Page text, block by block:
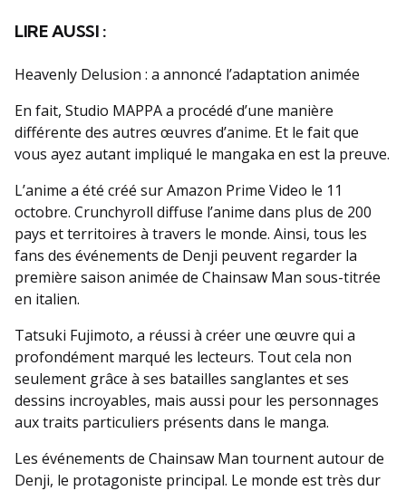
LIRE AUSSI :
Heavenly Delusion : a annoncé l’adaptation animée
En fait, Studio MAPPA a procédé d’une manière
différente des autres œuvres d’anime. Et le fait que
vous ayez autant impliqué le mangaka en est la preuve.
L’anime a été créé sur Amazon Prime Video le 11
octobre. Crunchyroll diffuse l’anime dans plus de 200
pays et territoires à travers le monde. Ainsi, tous les
fans des événements de Denji peuvent regarder la
première saison animée de Chainsaw Man sous-titrée
en italien.
Tatsuki Fujimoto, a réussi à créer une œuvre qui a
profondément marqué les lecteurs. Tout cela non
seulement grâce à ses batailles sanglantes et ses
dessins incroyables, mais aussi pour les personnages
aux traits particuliers présents dans le manga.
Les événements de Chainsaw Man tournent autour de
Denji, le protagoniste principal. Le monde est très dur